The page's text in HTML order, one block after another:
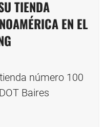
TIENDA
EN EL